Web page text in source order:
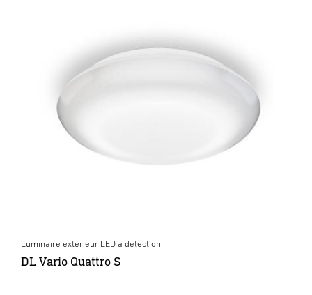
Luminaire extérieur LED à détection
DL Vario Quattro S